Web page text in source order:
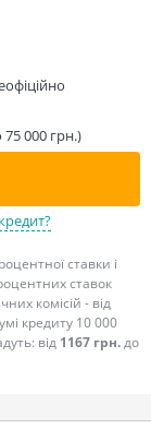
75 000 грн.)
ставки і
ставок
комісій - від
кредиту 10 000
від 1167 грн.до